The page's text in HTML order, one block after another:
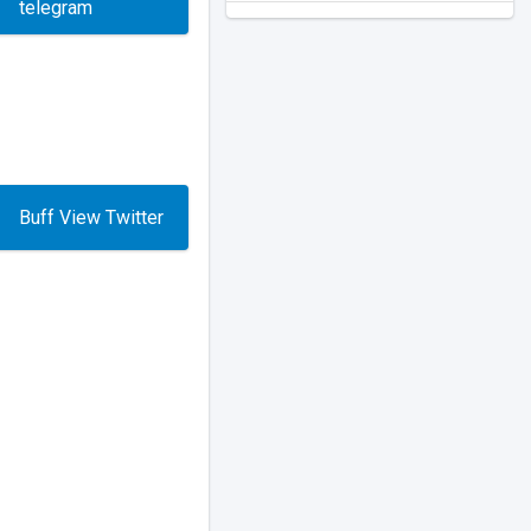
telegram
Buff View Twitter
2026-06-26 18:05:52